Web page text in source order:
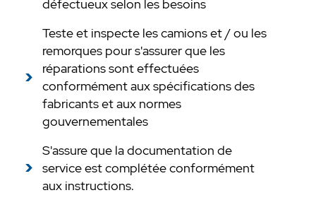
défectueux selon les besoins
Teste et inspecte les camions et / ou les
remorques pour s'assurer que les
réparations sont effectuées
conformément aux spécifications des
fabricants et aux normes
gouvernementales
S'assure que la documentation de
service est complétée conformément
aux instructions.